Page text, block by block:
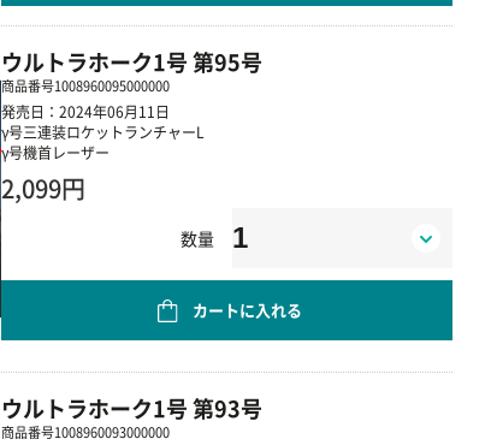
ウルトラホーク1号 第95号
商品番号1008960095000000
発売日：2024年06月11日
γ号三連装ロケットランチャーL
γ号機首レーザー
2,099円
数量
カートに入れる
ウルトラホーク1号 第93号
商品番号1008960093000000